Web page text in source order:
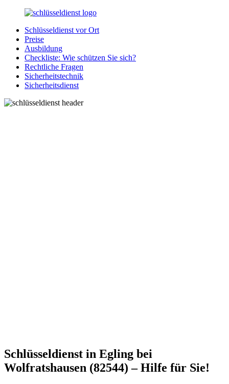
Zurück
Inhalt
SchluesseldienstDirekt.de
Ihre
Notlage
wird
gelöst!
Schlüsseldienst vor Ort
Preise
Ausbildung
Checkliste: Wie schützen Sie sich?
Rechtliche Fragen
Sicherheitstechnik
Sicherheitsdienst
Schlüsseldienst in Egling bei
Wolfratshausen (82544) – Hilfe für Sie!